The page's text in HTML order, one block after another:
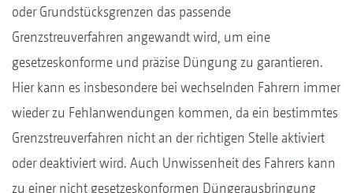
oder Grundstücksgrenzen das passende
Grenzstreuverfahren angewandt wird, um eine
gesetzeskonforme und präzise Düngung zu garantieren.
Hier kann es insbesondere bei wechselnden Fahrern immer
wieder zu Fehlanwendungen kommen, da ein bestimmtes
Grenzstreuverfahren nicht an der richtigen Stelle aktiviert
oder deaktiviert wird. Auch Unwissenheit des Fahrers kann
zu einer nicht gesetzeskonformen Düngerausbringung